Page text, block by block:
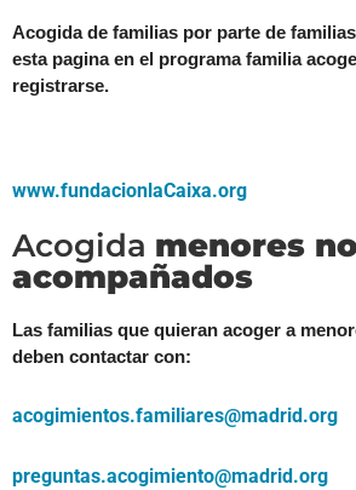
Acogida de familias por parte de
esta pagina en el programa familia
registrarse.
www.fundacionlaCaixa.org
Acogida menores no
acompañados
Las familias que quieran acoger a
deben contactar con:
acogimientos.familiares@madrid.org
preguntas.acogimiento@madrid.org